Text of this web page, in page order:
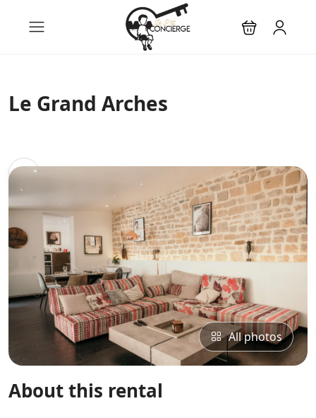
Le Grand Arches
All photos
About this rental